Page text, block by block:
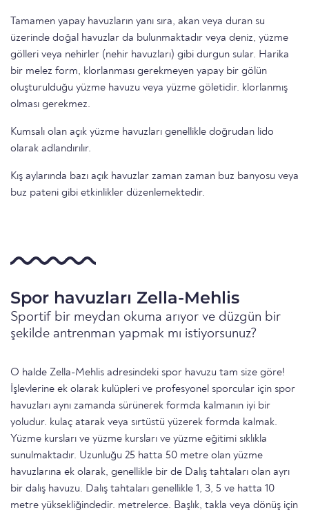
Tamamen yapay havuzların yanı sıra, akan veya duran su
üzerinde doğal havuzlar da bulunmaktadır veya deniz, yüzme
gölleri veya nehirler (nehir havuzları) gibi durgun sular. Harika
bir melez form, klorlanması gerekmeyen yapay bir gölün
oluşturulduğu yüzme havuzu veya yüzme göletidir. klorlanmış
olması gerekmez.
Kumsalı olan açık yüzme havuzları genellikle doğrudan lido
olarak adlandırılır.
Kış aylarında bazı açık havuzlar zaman zaman buz banyosu veya
buz pateni gibi etkinlikler düzenlemektedir.
Spor havuzları Zella-Mehlis
Sportif bir meydan okuma arıyor ve düzgün bir
şekilde antrenman yapmak mı istiyorsunuz?
O halde Zella-Mehlis adresindeki spor havuzu tam size göre!
İşlevlerine ek olarak kulüpleri ve profesyonel sporcular için spor
havuzları aynı zamanda sürünerek formda kalmanın iyi bir
yoludur. kulaç atarak veya sırtüstü yüzerek formda kalmak.
Yüzme kursları ve yüzme kursları ve yüzme eğitimi sıklıkla
sunulmaktadır. Uzunluğu 25 hatta 50 metre olan yüzme
havuzlarına ek olarak, genellikle bir de Dalış tahtaları olan ayrı
bir dalış havuzu. Dalış tahtaları genellikle 1, 3, 5 ve hatta 10
metre yüksekliğindedir. metrelerce. Başlık, takla veya dönüş için